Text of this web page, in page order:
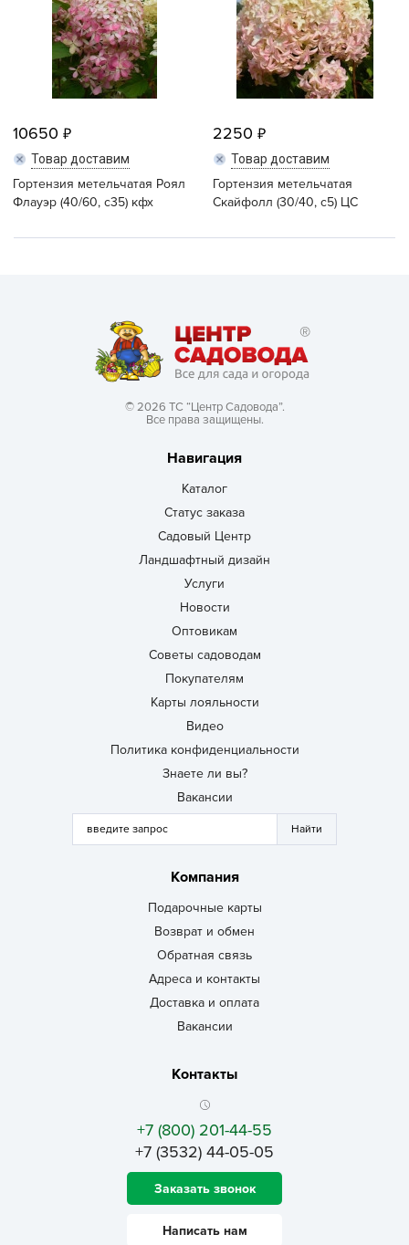
10650
Товар доставим
Гортензия метельчатая Роял
Флауэр (40/60, c35) кфх
2250
Товар доставим
Гортензия метельчатая
Скайфолл (30/40, с5) ЦС
© 2026 ТС “Центр Садовода”.
Все права защищены.
Навигация
Каталог
Статус заказа
Садовый Центр
Ландшафтный дизайн
Услуги
Новости
Оптовикам
Советы садоводам
Покупателям
Карты лояльности
Видео
Политика конфиденциальности
Знаете ли вы?
Вакансии
Компания
Подарочные карты
Возврат и обмен
Обратная связь
Адреса и контакты
Доставка и оплата
Вакансии
Контакты
+7 (800) 201-44-55
+7 (3532) 44-05-05
Заказать звонок
Написать нам